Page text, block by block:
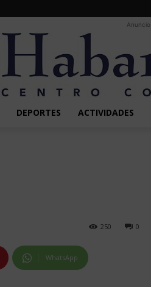
Anuncio
DEPORTES ACTIVIDADES
0
250
WhatsApp